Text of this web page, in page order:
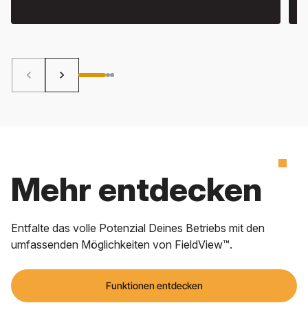
keyboard_arrow_left keyboard_arrow_right
Mehr entdecken
Entfalte das volle Potenzial Deines Betriebs mit den
umfassenden Möglichkeiten von FieldView™.
Funktionen entdecken